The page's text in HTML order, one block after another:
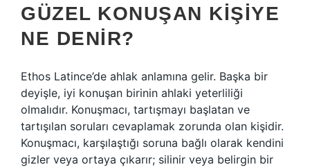
GÜZEL KONUŞAN KIŞIYE
NE DENIR?
Ethos Latince’de ahlak anlamına gelir. Başka bir
deyişle, iyi konuşan birinin ahlaki yeterliliği
olmalıdır. Konuşmacı, tartışmayı başlatan ve
tartışılan soruları cevaplamak zorunda olan kişidir.
Konuşmacı, karşılaştığı soruna bağlı olarak kendini
gizler veya ortaya çıkarır; silinir veya belirgin bir